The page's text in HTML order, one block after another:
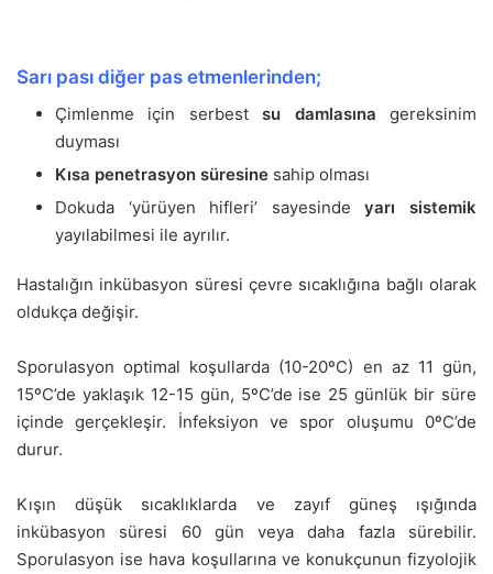
Sarı pası diğer pas etmenlerinden;
Çimlenme için serbestsu damlasına gereksinim
duyması
Kısa penetrasyon süresine sahip olması
Dokuda ‘yürüyen hifleri’ sayesindeyarı sistemik
yayılabilmesi ile ayrılır.
Hastalığın inkübasyon süresi çevre sıcaklığına bağlı olarak
oldukça değişir.
Sporulasyon optimal koşullarda (10-20ºC) en az 11 gün,
15ºC’de yaklaşık 12-15 gün, 5ºC’de ise 25 günlük bir süre
içinde gerçekleşir. İnfeksiyon ve spor oluşumu 0ºC’de
durur.
Kışın düşük sıcaklıklarda ve zayıf güneş ışığında
inkübasyon süresi 60 gün veya daha fazla sürebilir.
Sporulasyon ise hava koşullarına ve konukçunun fizyolojik